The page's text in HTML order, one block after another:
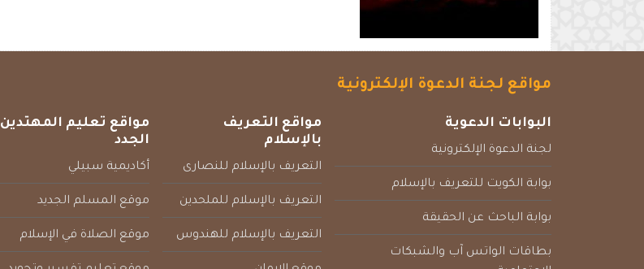
مواقع لجنة الدعوة الإلكترونية
البوابات الدعوية
لجنة الدعوة الإلكترونية
بوابة الكويت للتعريف بالإسلام
بوابة الباحث عن الحقيقة
بطاقات الواتس آب والشبكات
مواقع التعريف
بالإسلام
التعريف بالإسلام للنصارى
التعريف بالإسلام للملحدين
التعريف بالإسلام للهندوس
مواقع تعليم المهتدين
الجدد
أكاديمية سبيلي
موقع المسلم الجديد
موقع الصلاة في الإسلام